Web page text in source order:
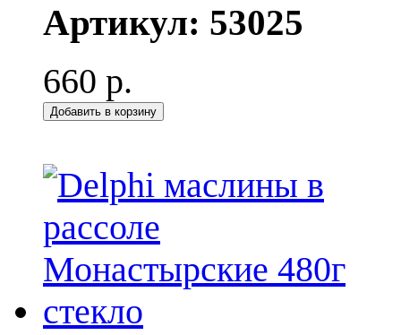
Артикул: 53025
660 р.
Добавить в корзину